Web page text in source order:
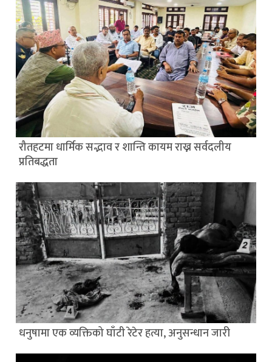
रौतहटमा धार्मिक सद्भाव र शान्ति कायम राख्न सर्वदलीय
प्रतिबद्धता
धनुषामा एक व्यक्तिको घाँटी रेटेर हत्या, अनुसन्धान जारी